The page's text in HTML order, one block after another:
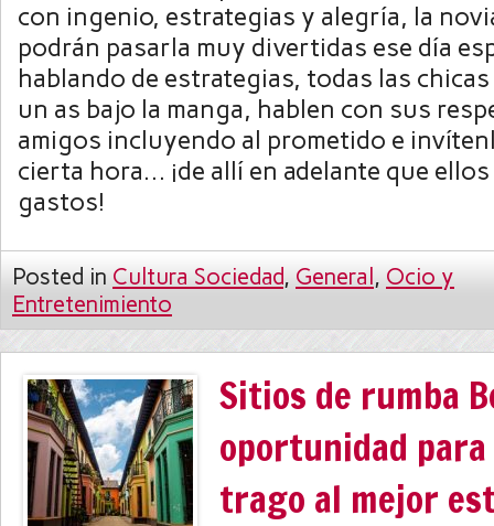
con ingenio, estrategias y alegría, la
podrán pasarla muy divertidas ese día
hablando de estrategias, todas las
un as bajo la manga, hablen con sus
amigos incluyendo al prometido e
cierta hora… ¡de allí en adelante que
gastos!
Posted in Cultura Sociedad, General, Ocio y
Entretenimiento
Sitios de rumba
oportunidad
trago al mejor